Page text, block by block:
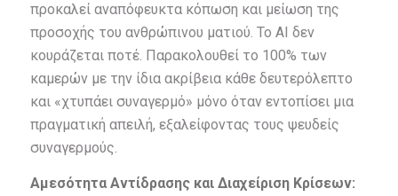
προκαλεί αναπόφευκτα κόπωση και μείωση της
προσοχής του ανθρώπινου ματιού. Το AI δεν
κουράζεται ποτέ. Παρακολουθεί το 100% των
καμερών με την ίδια ακρίβεια κάθε δευτερόλεπτο
και «χτυπάει συναγερμό» μόνο όταν εντοπίσει μια
πραγματική απειλή, εξαλείφοντας τους ψευδείς
συναγερμούς.
Αμεσότητα Αντίδρασης και Διαχείριση Κρίσεων: